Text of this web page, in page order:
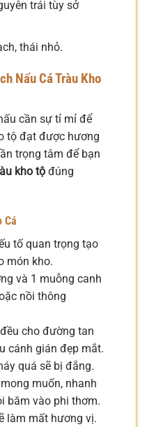
trái tùy sở
thái nhỏ.
Nấu Cá Tràu Kho
cần sự tỉ mỉ để
tộ đạt được hương
trọng tâm để bạn
kho tộ đúng
Cá
tố quan trọng tạo
món kho.
và 1 muỗng canh
nồi thông
cho đường tan
cánh gián đẹp mắt.
quá sẽ bị đắng.
muốn, nhanh
băm vào phi thơm.
làm mất hương vị.